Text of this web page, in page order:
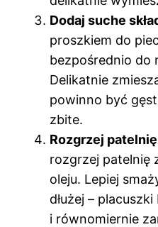
Dodaj suche
proszkiem do
bezpośrednio do
Delikatnie
powinno być
zbite.
Rozgrzej
rozgrzej patelnię
oleju. Lepiej
dłużej –
i równomiernie